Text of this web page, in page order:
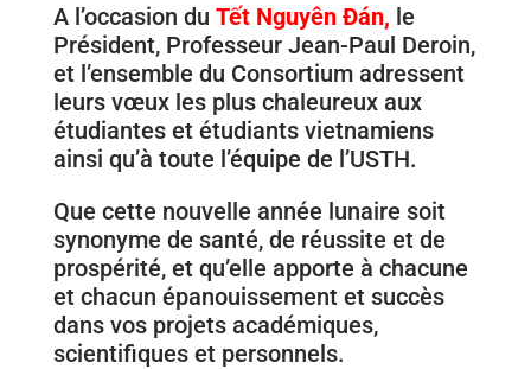
A l’occasion du Tết Nguyên Đán, le
Président, Professeur Jean-Paul Deroin,
et l’ensemble du Consortium adressent
leurs vœux les plus chaleureux aux
étudiantes et étudiants vietnamiens
ainsi qu’à toute l’équipe de l’USTH.
Que cette nouvelle année lunaire soit
synonyme de santé, de réussite et de
prospérité, et qu’elle apporte à chacune
et chacun épanouissement et succès
dans vos projets académiques,
scientifiques et personnels.